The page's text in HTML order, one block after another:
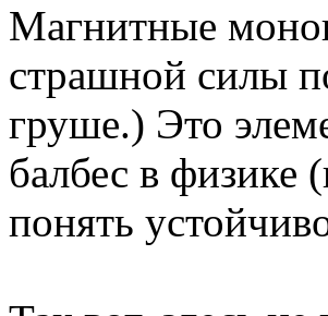
Магнитные
страшной силы
груше.) Это
балбес в физике
понять